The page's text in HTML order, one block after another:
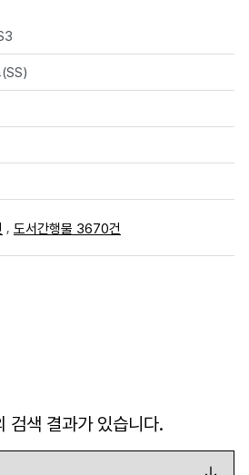
, 도서간행물 3670건
검색 결과가 있습니다.